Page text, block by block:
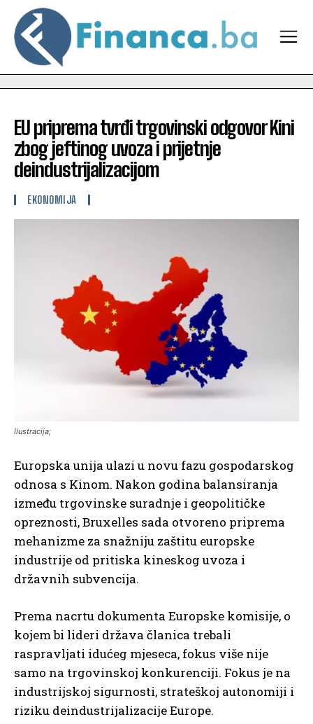
EU priprema tvrđi trgovinski odgovor Kini
zbog jeftinog uvoza i prijetnje
deindustrijalizacijom
EKONOMIJA
Ilustracija;
Europska unija ulazi u novu fazu gospodarskog
odnosa s Kinom. Nakon godina balansiranja
između trgovinske suradnje i geopolitičke
opreznosti, Bruxelles sada otvoreno priprema
mehanizme za snažniju zaštitu europske
industrije od pritiska kineskog uvoza i
državnih subvencija.
Prema nacrtu dokumenta Europske komisije, o
kojem bi lideri država članica trebali
raspravljati idućeg mjeseca, fokus više nije
samo na trgovinskoj konkurenciji. Fokus je na
industrijskoj sigurnosti, strateškoj autonomiji i
riziku deindustrijalizacije Europe.